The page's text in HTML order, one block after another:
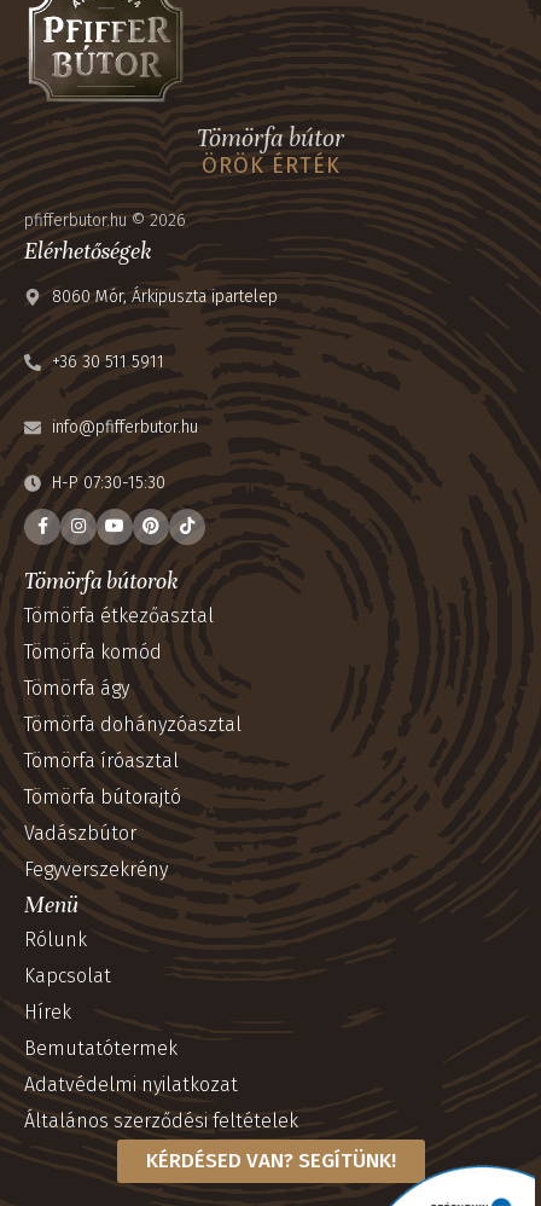
Tömörfa bútor
ÖRÖK ÉRTÉK
pfifferbutor.hu © 2026
Elérhetőségek
8060 Mór, Árkipuszta ipartelep
+36 30 511 5911
info@pfifferbutor.hu
H-P 07:30-15:30
Tömörfa bútorok
Tömörfa étkezőasztal
Tömörfa komód
Tömörfa ágy
Tömörfa dohányzóasztal
Tömörfa íróasztal
Tömörfa bútorajtó
Vadászbútor
Fegyverszekrény
Menü
Rólunk
Kapcsolat
Hírek
Bemutatótermek
Adatvédelmi nyilatkozat
Általános szerződési feltételek
KÉRDÉSED VAN? SEGÍTÜNK!